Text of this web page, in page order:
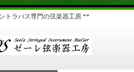
トラバス専門の弦楽器工房 **